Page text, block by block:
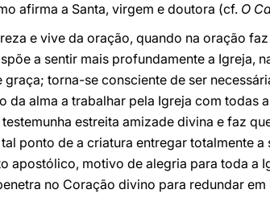
afirma a Santa, virgem e doutora (cf. O
e vive da oração, quando na oração
a sentir mais profundamente a Igreja,
graça; torna-se consciente de ser
da alma a trabalhar pela Igreja com todas
estreita amizade divina e faz
ponto de a criatura entregar totalmente
apostólico, motivo de alegria para toda a
no Coração divino para redundar